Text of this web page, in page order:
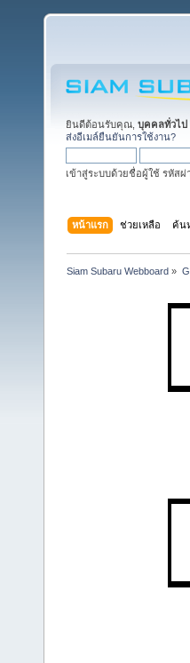
ยินดีต้อนรับคุณ, บุคคลทั่วไป
ส่งอีเมล์ยืนยันการใช้งาน?
เข้าสู่ระบบด้วยชื่อผู้ใช้ รหัสผ่
หน้าแรก ช่วยเหลือ ค้น
Siam Subaru Webboard »